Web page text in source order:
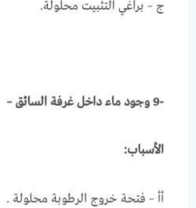
ج – براغي التثبيت محلولة.
-9 وجود ماء داخل غرفة السائق –
الأسباب:
أأ – فتحة خروج الرطوبة محلولة .